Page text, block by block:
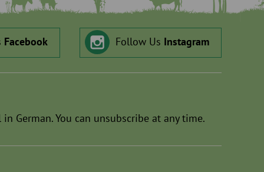
Facebook Follow Us Instagram
German. You can unsubscribe at any time.